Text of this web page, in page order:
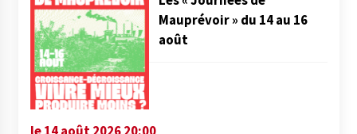
Mauprévoir » du 14 au 16
août
le 14 août 2026 20:00